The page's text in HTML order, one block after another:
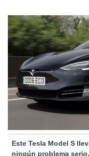
Este Tesla Model S
ningún problema serio.